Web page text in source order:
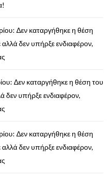
Δεν καταργήθηκε η θέση
δεν υπήρξε ενδιαφέρον,
Δεν καταργήθηκε η θέση του
δεν υπήρξε ενδιαφέρον,
Δεν καταργήθηκε η θέση
δεν υπήρξε ενδιαφέρον,